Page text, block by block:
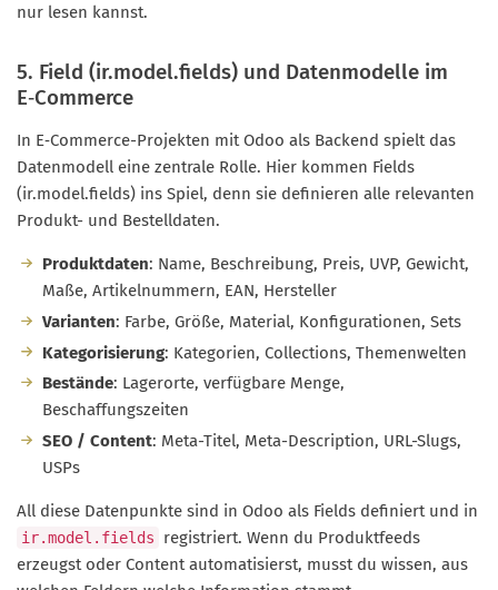
nur lesen kannst.
5. Field (ir.model.fields) und Datenmodelle im
E‑Commerce
In E‑Commerce-Projekten mit Odoo als Backend spielt das
Datenmodell eine zentrale Rolle. Hier kommen Fields
(ir.model.fields) ins Spiel, denn sie definieren alle relevanten
Produkt- und Bestelldaten.
Produktdaten: Name, Beschreibung, Preis, UVP, Gewicht,
Maße, Artikelnummern, EAN, Hersteller
Varianten: Farbe, Größe, Material, Konfigurationen, Sets
Kategorisierung: Kategorien, Collections, Themenwelten
Bestände: Lagerorte, verfügbare Menge,
Beschaffungszeiten
SEO / Content: Meta-Titel, Meta-Description, URL-Slugs,
USPs
All diese Datenpunkte sind in Odoo als Fields definiert und in
ir.model.fields
registriert. Wenn du Produktfeeds
erzeugst oder Content automatisierst, musst du wissen, aus